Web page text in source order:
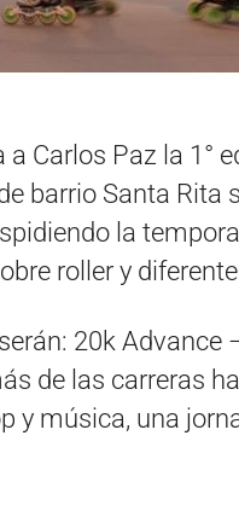
Carlos Paz la 1°
barrio Santa Rita
la
roller y
20k Advance
de las carreras
y música, una